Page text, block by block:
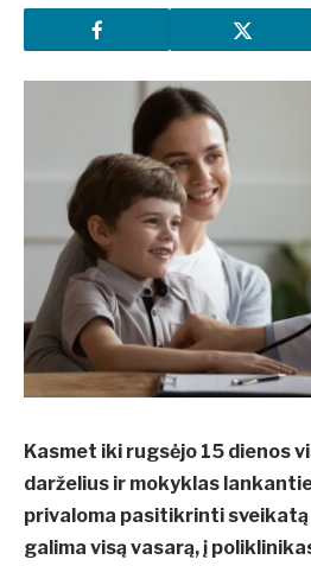
Kasmet iki rugsėjo 15 dienos
darželius ir mokyklas
privaloma pasitikrinti
galima visą vasarą, į